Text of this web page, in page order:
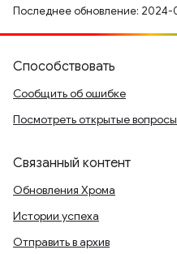
Последнее обновление: 2024-
Способствовать
Сообщить об ошибке
Посмотреть открытые вопросы
Связанный контент
Обновления Хрома
Истории успеха
Отправить в архив